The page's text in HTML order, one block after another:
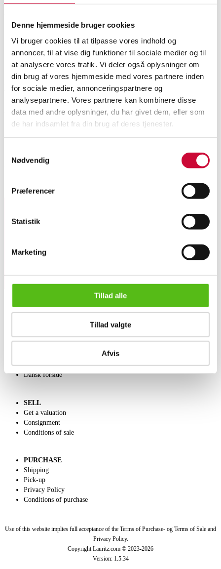
Denne hjemmeside bruger cookies
Vi bruger cookies til at tilpasse vores indhold og
annoncer, til at vise dig funktioner til sociale medier og til
at analysere vores trafik. Vi deler også oplysninger om
din brug af vores hjemmeside med vores partnere inden
for sociale medier, annonceringspartnere og
analysepartnere. Vores partnere kan kombinere disse
data med andre oplysninger, du har givet dem, eller som
de har indsamlet fra din brug af deres tjenester.
Nødvendig
Præferencer
Statistik
Marketing
Tillad alle
Tillad valgte
Afvis
Edged weapons
Danish civil servant's sword, circa 1900
Danish civil servant's sword,
circa 1900
SHOWROOM
Vejle
ESTIMATE
DKK 2,400
ITEM NUMBER
6533361
Description
zero
Sign up for our newsletter and receive news and offers
Contact and Opening Hours
Classic Auction
Dansk forside
SELL
Get a valuation
Consignment
Conditions of sale
PURCHASE
Shipping
Pick-up
Privacy Policy
Conditions of purchase
Use of this website implies full acceptance of the Terms of Purchase- og Terms of Sale and
Privacy Policy.
Copyright Lauritz.com © 2023-2026
Version: 1.5.34